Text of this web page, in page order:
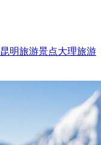
昆明旅游景点大理旅游